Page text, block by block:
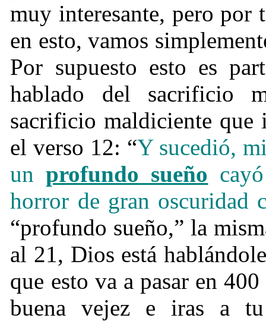
muy interesante, pero por
en esto, vamos
Por supuesto esto es
hablado del sacrificio
sacrificio maldiciente que
el verso 12: “Y sucedió,
unprofundo sueño
horror de gran oscuridad
“profundo sueño,” la
al 21, Dios está
que esto va a pasar en
buena vejez e iras a